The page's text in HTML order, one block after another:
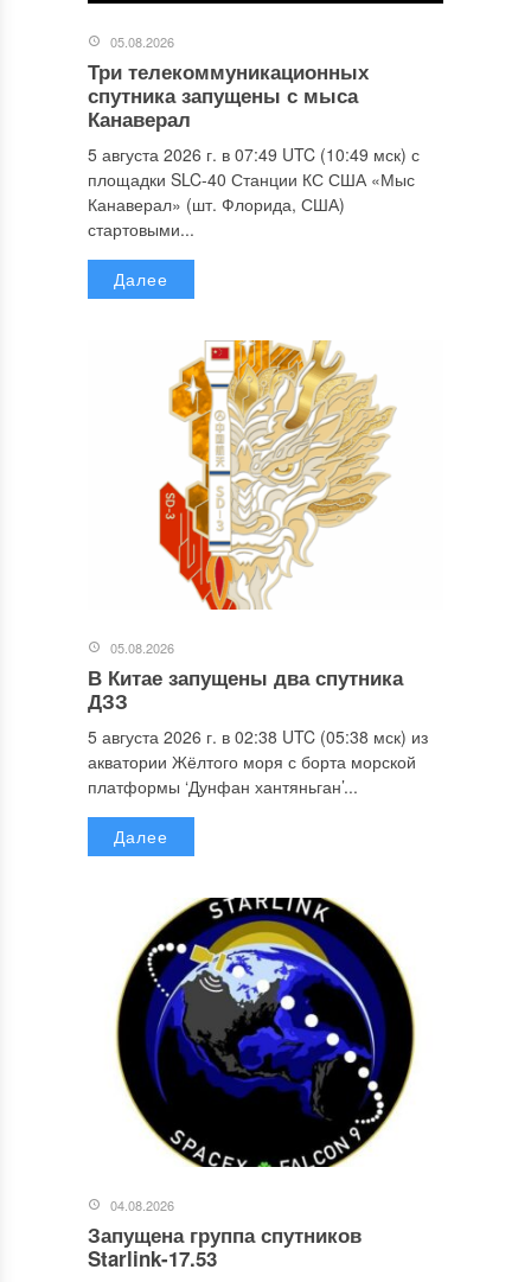
05.08.2026
Три телекоммуникационных
спутника запущены с мыса
Канаверал
5 августа 2026 г. в 07:49 UTC (10:49 мск) с
площадки SLC-40 Станции КС США «Мыс
Канаверал» (шт. Флорида, США)
стартовыми...
Далее
05.08.2026
В Китае запущены два спутника
ДЗЗ
5 августа 2026 г. в 02:38 UTC (05:38 мск) из
акватории Жёлтого моря с борта морской
платформы ‘Дунфан хантяньган’...
Далее
04.08.2026
Запущена группа спутников
Starlink-17.53